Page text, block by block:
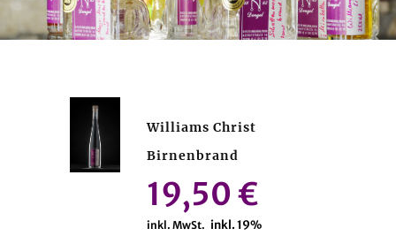
Williams Christ
Birnenbrand
19,50 €
inkl. MwSt. inkl. 19%